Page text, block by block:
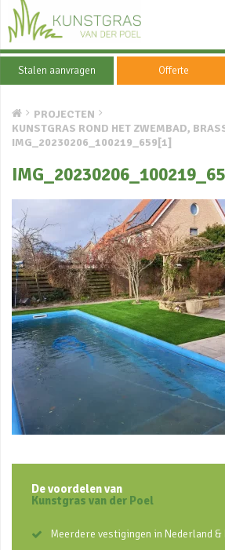
Stalen aanvragen Offerte
PROJECTEN
KUNSTGRAS ROND HET ZWEMBAD,
IMG_20230206_100219_659[1]
De voordelen van
Kunstgras van der Poel
Meerdere vestigingen in Nederland &